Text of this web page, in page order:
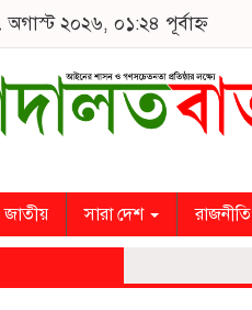
২০২৬, ০১:২৪ পূর্বাহ্ন
জাতীয় সারা দেশ রাজনীতি